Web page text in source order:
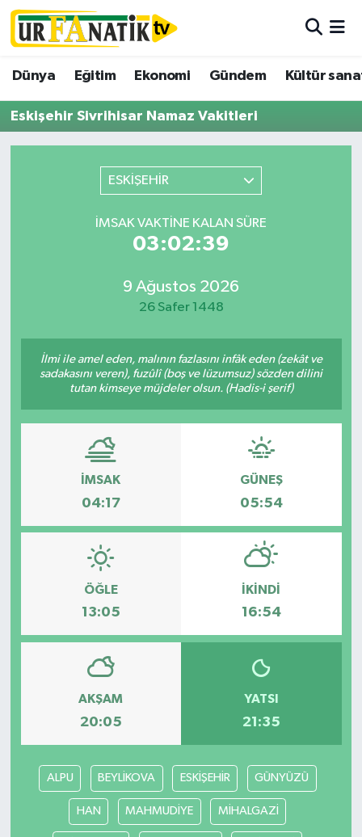
Dünya Eğitim Ekonomi Gündem Kültür
Eskişehir Sivrihisar Namaz Vakitleri
ESKİŞEHİR
İMSAK VAKTINE KALAN SÜRE
03:02:39
9 Ağustos 2026
26 Safer 1448
İlmi ile amel eden, malının fazlasını infâk eden (zekât ve
sadakasını veren), fuzûlî (boş ve lüzumsuz) sözden dilini
tutan kimseye müjdeler olsun. (Hadis-i şerif)
İMSAK
04:17
GÜNEŞ
05:54
ÖĞLE
13:05
İKINDI
16:54
AKŞAM
20:05
YATSI
21:35
ALPU BEYLİKOVA ESKİŞEHİR GÜNYÜZÜ
HAN MAHMUDİYE MİHALGAZİ
Trafik Durumu
Süper Lig Puan Durumu ve Fikstür
Tüm Manşetler
Son Dakika Haberleri